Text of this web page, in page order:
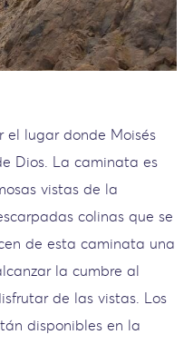
el lugar donde Moisés
Dios. La caminata es
vistas de la
colinas que se
de esta caminata una
la cumbre al
de las vistas. Los
disponibles en la